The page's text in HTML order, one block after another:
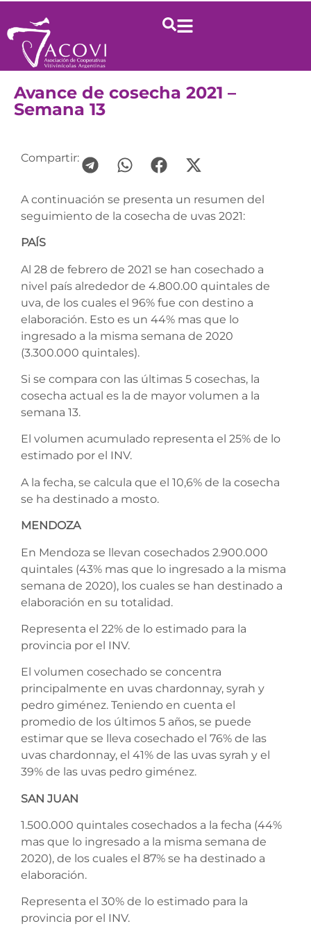
Avance de cosecha 2021 –
Semana 13
Compartir:
A continuación se presenta un resumen del
seguimiento de la cosecha de uvas 2021:
PAÍS
Al 28 de febrero de 2021 se han cosechado a
nivel país alrededor de 4.800.00 quintales de
uva, de los cuales el 96% fue con destino a
elaboración. Esto es un 44% mas que lo
ingresado a la misma semana de 2020
(3.300.000 quintales).
Si se compara con las últimas 5 cosechas, la
cosecha actual es la de mayor volumen a la
semana 13.
El volumen acumulado representa el 25% de lo
estimado por el INV.
A la fecha, se calcula que el 10,6% de la cosecha
se ha destinado a mosto.
MENDOZA
En Mendoza se llevan cosechados 2.900.000
quintales (43% mas que lo ingresado a la misma
semana de 2020), los cuales se han destinado a
elaboración en su totalidad.
Representa el 22% de lo estimado para la
provincia por el INV.
El volumen cosechado se concentra
principalmente en uvas chardonnay, syrah y
pedro giménez. Teniendo en cuenta el
promedio de los últimos 5 años, se puede
estimar que se lleva cosechado el 76% de las
uvas chardonnay, el 41% de las uvas syrah y el
39% de las uvas pedro giménez.
SAN JUAN
1.500.000 quintales cosechados a la fecha (44%
mas que lo ingresado a la misma semana de
2020), de los cuales el 87% se ha destinado a
elaboración.
Representa el 30% de lo estimado para la
provincia por el INV.